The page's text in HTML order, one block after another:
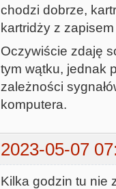
chodzi dobrze,
kartridży z
Oczywiście zdaję
tym wątku, jednak
zależności
komputera.
2023-05-07
Kilka godzin tu nie